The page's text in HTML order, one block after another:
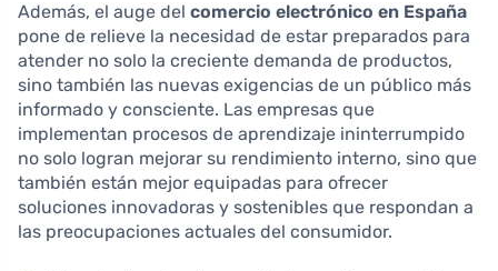
Además, el auge del comercio electrónico en España
pone de relieve la necesidad de estar preparados para
atender no solo la creciente demanda de productos,
sino también las nuevas exigencias de un público más
informado y consciente. Las empresas que
implementan procesos de aprendizaje ininterrumpido
no solo logran mejorar su rendimiento interno, sino que
también están mejor equipadas para ofrecer
soluciones innovadoras y sostenibles que respondan a
las preocupaciones actuales del consumidor.